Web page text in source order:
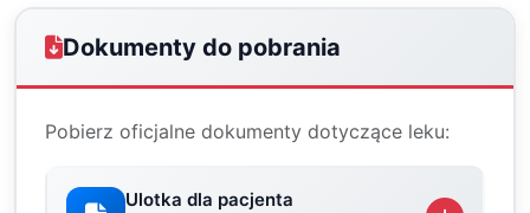
Dokumenty do pobrania
Pobierz oficjalne dokumenty dotyczące leku:
Ulotka dla pacjenta